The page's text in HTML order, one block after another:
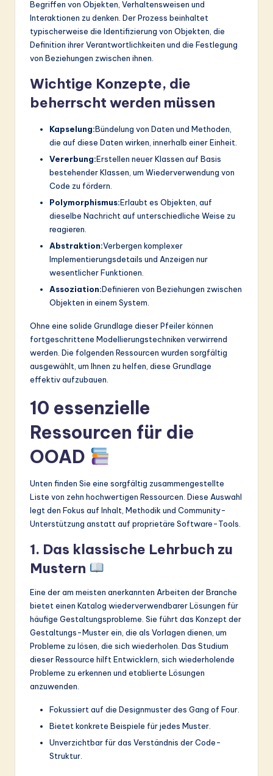
Begriffen von Objekten, Verhaltensweisen und
Interaktionen zu denken. Der Prozess beinhaltet
typischerweise die Identifizierung von Objekten, die
Definition ihrer Verantwortlichkeiten und die Festlegung
von Beziehungen zwischen ihnen.
Wichtige Konzepte, die
beherrscht werden müssen
Kapselung:Bündelung von Daten und Methoden,
die auf diese Daten wirken, innerhalb einer Einheit.
Vererbung:Erstellen neuer Klassen auf Basis
bestehender Klassen, um Wiederverwendung von
Code zu fördern.
Polymorphismus:Erlaubt es Objekten, auf
dieselbe Nachricht auf unterschiedliche Weise zu
reagieren.
Abstraktion:Verbergen komplexer
Implementierungsdetails und Anzeigen nur
wesentlicher Funktionen.
Assoziation:Definieren von Beziehungen zwischen
Objekten in einem System.
Ohne eine solide Grundlage dieser Pfeiler können
fortgeschrittene Modellierungstechniken verwirrend
werden. Die folgenden Ressourcen wurden sorgfältig
ausgewählt, um Ihnen zu helfen, diese Grundlage
effektiv aufzubauen.
10 essenzielle
Ressourcen für die
OOAD
Unten finden Sie eine sorgfältig zusammengestellte
Liste von zehn hochwertigen Ressourcen. Diese Auswahl
legt den Fokus auf Inhalt, Methodik und Community-
Unterstützung anstatt auf proprietäre Software-Tools.
1. Das klassische Lehrbuch zu
Mustern
Eine der am meisten anerkannten Arbeiten der Branche
bietet einen Katalog wiederverwendbarer Lösungen für
häufige Gestaltungsprobleme. Sie führt das Konzept der
Gestaltungs-Muster ein, die als Vorlagen dienen, um
Probleme zu lösen, die sich wiederholen. Das Studium
dieser Ressource hilft Entwicklern, sich wiederholende
Probleme zu erkennen und etablierte Lösungen
anzuwenden.
Fokussiert auf die Designmuster des Gang of Four.
Bietet konkrete Beispiele für jedes Muster.
Unverzichtbar für das Verständnis der Code-
Struktur.